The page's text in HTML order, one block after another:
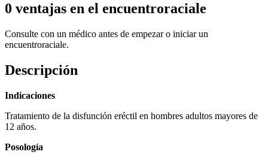
0 ventajas en el encuentroraciale
Consulte con un médico antes de empezar o iniciar un
encuentroraciale.
Descripción
Indicaciones
Tratamiento de la disfunción eréctil en hombres adultos mayores de
12 años.
Posología